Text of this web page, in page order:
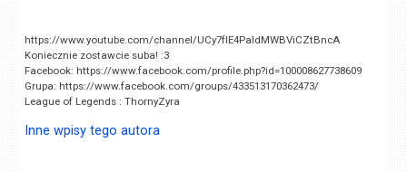
https://www.youtube.com/channel/UCy7fIE4PaIdMWBViCZtBncA
Koniecznie zostawcie suba! :3
Facebook: https://www.facebook.com/profile.php?id=100008627738609
Grupa: https://www.facebook.com/groups/433513170362473/
League of Legends : ThornyZyra
Inne wpisy tego autora